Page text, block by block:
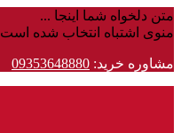
متن دلخواه شما اینجا ...
منوی اشتباه انتخاب شده است
مشاوره خرید: 09353648880